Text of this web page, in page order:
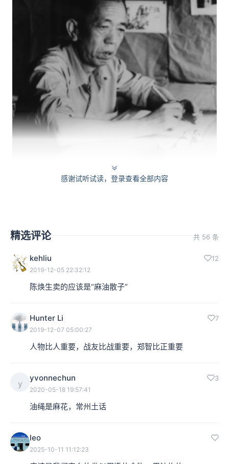
从1977年开始，中国出现了持续三四十年的经济繁荣，与
二三十年代我们可以说是广义的“五四”文学；1942年以
相对于“前三十年”，“后四十年”这个概念比较麻烦，因为每
年都要换一次——“后四十一年”“后四十二年”……叫“改革
革后文学”这个概念，可是近年眼看什么是“十年”都渐渐被
感谢试听试读，登录查看全部内容
精选评论 共 56 条
kehliu 12
2019-12-05 22:32:12
陈焕生卖的应该是“麻油散子”
Hunter Li 7
2019-12-07 05:00:27
人物比人重要，战友比战重要，郑智比正重要
y
yvonnechun 3
2020-05-18 19:57:41
油绳是麻花，常州土话
leo
2025-10-11 11:12:23